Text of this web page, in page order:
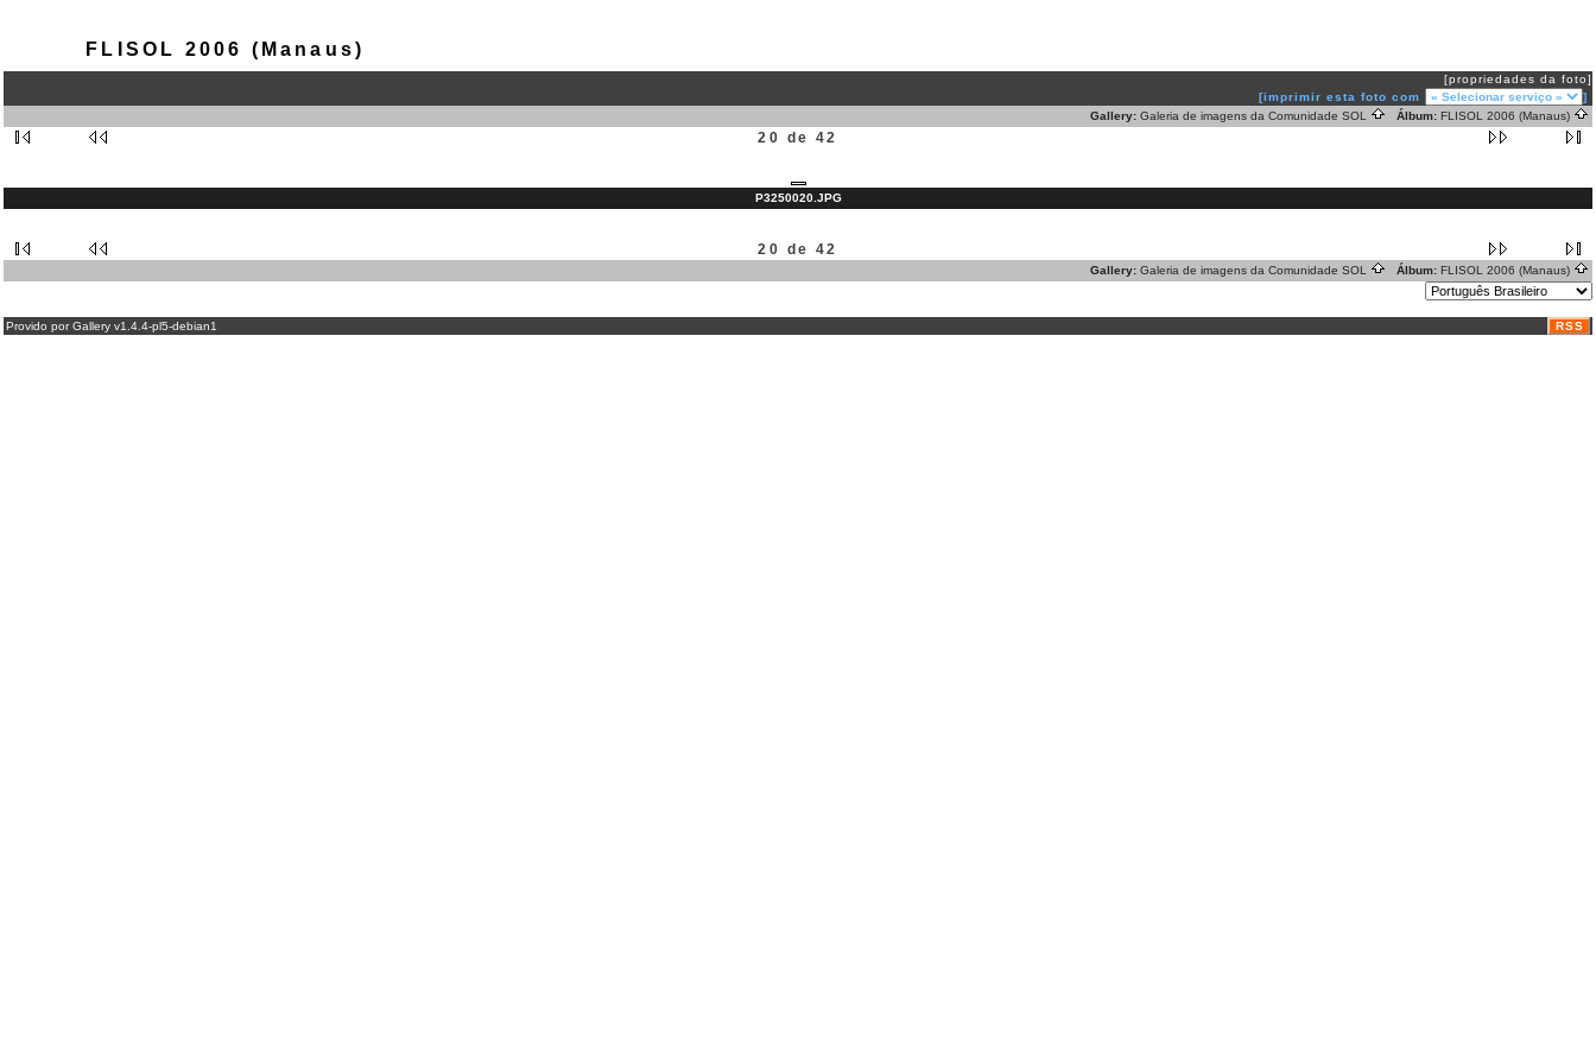
FLISOL 2006 (Manaus)
[propriedades da foto]
[imprimir esta foto com
]
Gallery: Galeria de imagens da Comunidade SOL Álbum: FLISOL 2006 (Manaus)
20 de 42
P3250020.JPG
20 de 42
Gallery: Galeria de imagens da Comunidade SOL Álbum: FLISOL 2006 (Manaus)
Provido por Gallery v1.4.4-pl5-debian1 RSS